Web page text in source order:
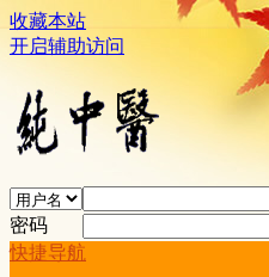
收藏本站
开启辅助访问
密码
快捷导航